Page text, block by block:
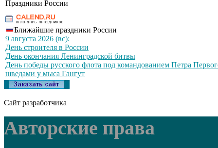
Праздники России
Ближайшие праздники России
9 августа 2026 (вс):
День строителя в России
День окончания Ленинградской битвы
День победы русского флота под командованием Петра
шведами у мыса Гангут
Сайт разработчика
Авторские права